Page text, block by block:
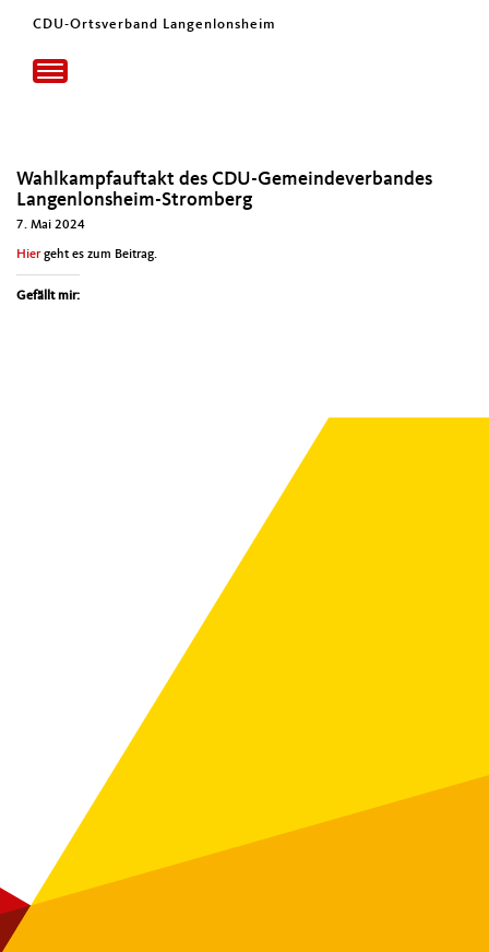
CDU-Ortsverband Langenlonsheim
Toggle
navigation
Wahlkampfauftakt des CDU-Gemeindeverbandes
Langenlonsheim-Stromberg
7. Mai 2024
Hiergeht es zum Beitrag.
Gefällt mir: